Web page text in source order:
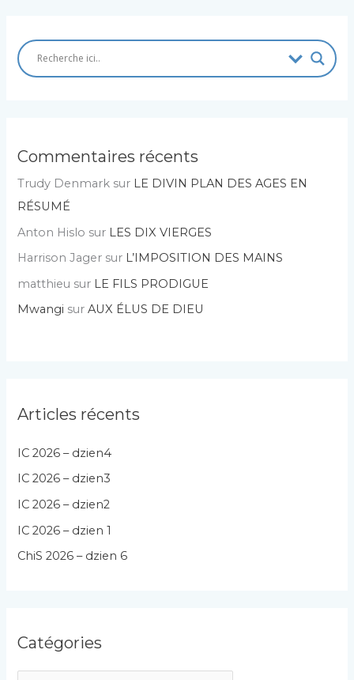
Commentaires récents
Trudy Denmark sur LE DIVIN PLAN DES AGES EN
RÉSUMÉ
Anton Hislo sur LES DIX VIERGES
Harrison Jager sur L’IMPOSITION DES MAINS
matthieu sur LE FILS PRODIGUE
Mwangi surAUX ÉLUS DE DIEU
Articles récents
IC 2026 – dzien4
IC 2026 – dzien3
IC 2026 – dzien2
IC 2026 – dzien 1
ChiS 2026 – dzien 6
Catégories